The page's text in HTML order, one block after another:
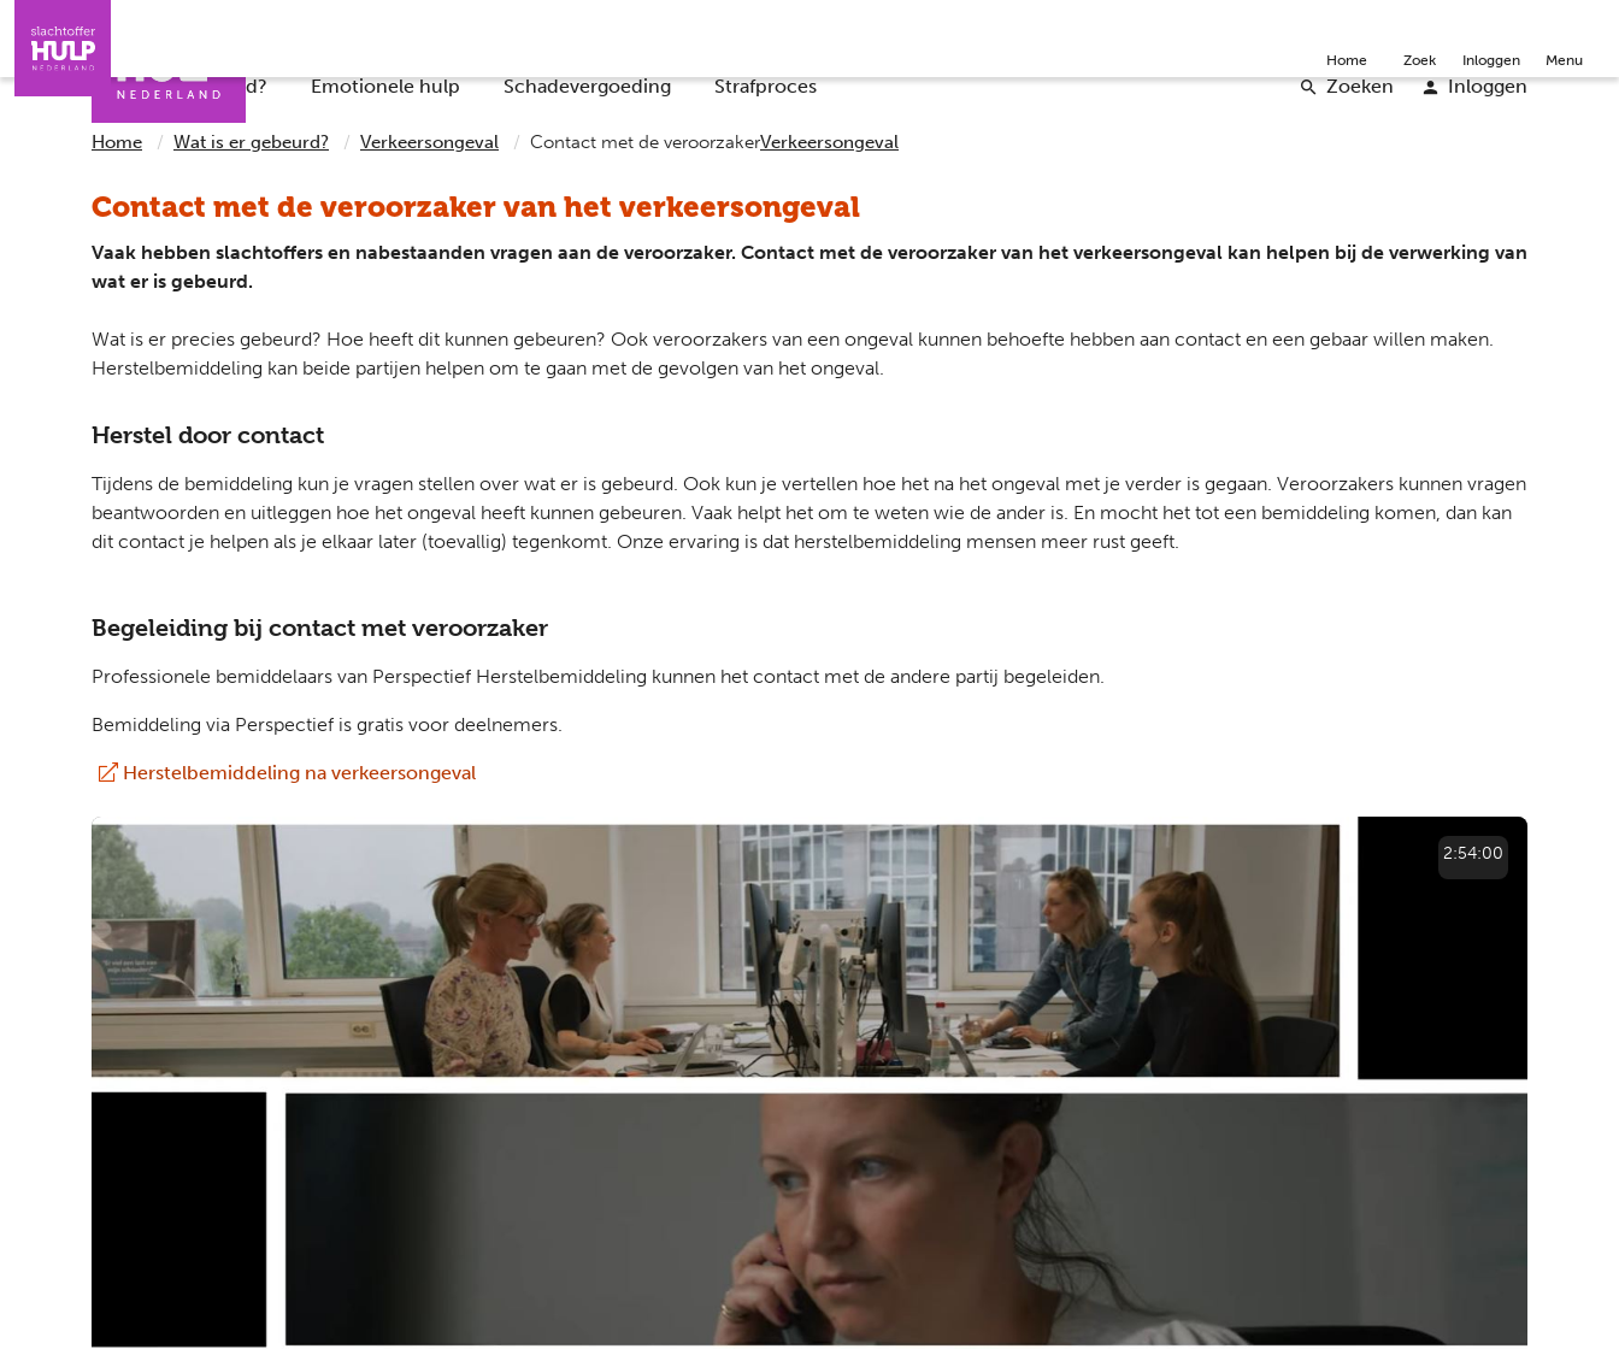
Wat is er gebeurd? Emotionele hulp Schadevergoeding Strafproces Zoeken Inloggen
Home Zoek Inloggen Menu
Home Wat is er gebeurd? Verkeersongeval Contact met de veroorzakerVerkeersongeval
Contact met de veroorzaker van het verkeersongeval
Vaak hebben slachtoffers en nabestaanden vragen aan de veroorzaker. Contact met de veroorzaker van het verkeersongeval kan helpen bij de verwerking van
wat er is gebeurd.
Wat is er precies gebeurd? Hoe heeft dit kunnen gebeuren? Ook veroorzakers van een ongeval kunnen behoefte hebben aan contact en een gebaar willen maken.
Herstelbemiddeling kan beide partijen helpen om te gaan met de gevolgen van het ongeval.
Herstel door contact
Tijdens de bemiddeling kun je vragen stellen over wat er is gebeurd. Ook kun je vertellen hoe het na het ongeval met je verder is gegaan. Veroorzakers kunnen vragen
beantwoorden en uitleggen hoe het ongeval heeft kunnen gebeuren. Vaak helpt het om te weten wie de ander is. En mocht het tot een bemiddeling komen, dan kan
dit contact je helpen als je elkaar later (toevallig) tegenkomt. Onze ervaring is dat herstelbemiddeling mensen meer rust geeft.
Begeleiding bij contact met veroorzaker
Professionele bemiddelaars van Perspectief Herstelbemiddeling kunnen het contact met de andere partij begeleiden.
Bemiddeling via Perspectief is gratis voor deelnemers.
Herstelbemiddeling na verkeersongeval
2:54:00